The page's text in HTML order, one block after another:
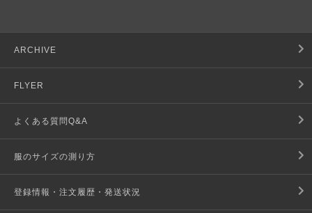
ARCHIVE
FLYER
よくある質問Q&A
服のサイズの測り方
登録情報・注文履歴・発送状況